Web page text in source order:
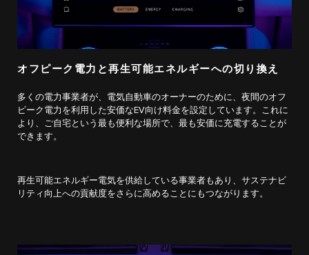
オフピーク電力と再生可能エネルギーへの切り換え
多くの電力事業者が、電気自動車のオーナーのために、夜間のオフ
ピーク電力を利用した安価なEV向け料金を設定しています。これに
より、ご自宅という最も便利な場所で、最も安価に充電することが
できます。
再生可能エネルギー電気を供給している事業者もあり、サステナビ
リティ向上への貢献度をさらに高めることにもつながります。